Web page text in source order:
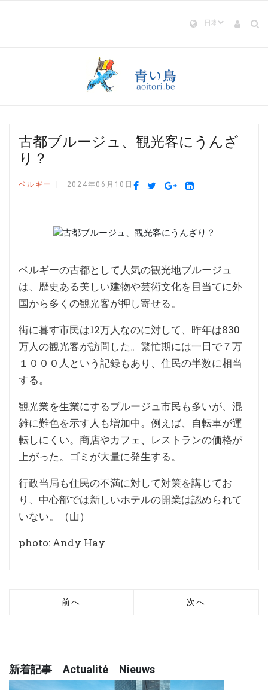
古都ブルージュ、観光客にうんざ
り？
ベルギー 2024年06月10日
ベルギーの古都として人気の観光地ブルージュ
は、歴史ある美しい建物や芸術文化を目当てに外
国から多くの観光客が押し寄せる。
街に暮す市民は12万人なのに対して、昨年は830
万人の観光客が訪問した。繁忙期には一日で７万
１０００人という記録もあり、住民の半数に相当
する。
観光業を生業にするブルージュ市民も多いが、混
雑に難色を示す人も増加中。例えば、自転車が運
転しにくい。商店やカフェ、レストランの価格が
上がった。ゴミが大量に発生する。
行政当局も住民の不満に対して対策を講じてお
り、中心部では新しいホテルの開業は認められて
いない。（山）
photo: Andy Hay
前へ 次へ
新着記事 Actualité Nieuws